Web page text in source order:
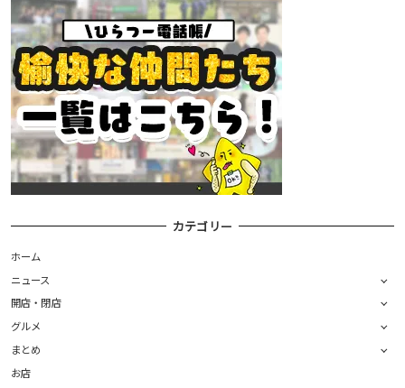
カテゴリー
ホーム
ニュース
開店・閉店
グルメ
まとめ
お店